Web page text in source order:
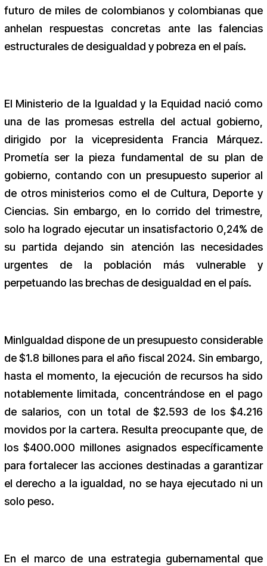
futuro de miles de colombianos y colombianas que
anhelan respuestas concretas ante las falencias
estructurales de desigualdad y pobreza en el país.
El Ministerio de la Igualdad y la Equidad nació como
una de las promesas estrella del actual gobierno,
dirigido por la vicepresidenta Francia Márquez.
Prometía ser la pieza fundamental de su plan de
gobierno, contando con un presupuesto superior al
de otros ministerios como el de Cultura, Deporte y
Ciencias. Sin embargo, en lo corrido del trimestre,
solo ha logrado ejecutar un insatisfactorio 0,24% de
su partida dejando sin atención las necesidades
urgentes de la población más vulnerable y
perpetuando las brechas de desigualdad en el país.
MinIgualdad dispone de un presupuesto considerable
de $1.8 billones para el año fiscal 2024. Sin embargo,
hasta el momento, la ejecución de recursos ha sido
notablemente limitada, concentrándose en el pago
de salarios, con un total de $2.593 de los $4.216
movidos por la cartera. Resulta preocupante que, de
los $400.000 millones asignados específicamente
para fortalecer las acciones destinadas a garantizar
el derecho a la igualdad, no se haya ejecutado ni un
solo peso.
En el marco de una estrategia gubernamental que